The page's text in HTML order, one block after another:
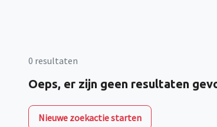
0 resultaten
Oeps, er zijn geen resultaten
Nieuwe zoekactie starten